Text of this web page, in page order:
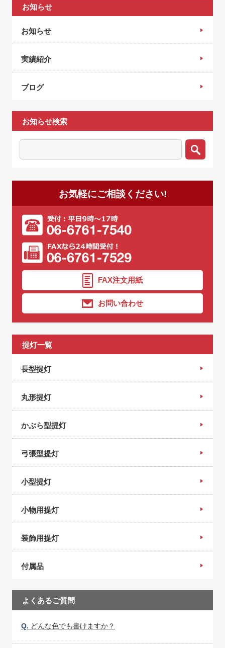
お知らせ
お知らせ
実績紹介
ブログ
お知らせ検索
お気軽にご相談ください!
FAX注文用紙
お問い合わせ
提灯一覧
長型提灯
丸形提灯
かぶら型提灯
弓張型提灯
小型提灯
小物用提灯
装飾用提灯
付属品
よくあるご質問
Q. どんな色でも書けますか？